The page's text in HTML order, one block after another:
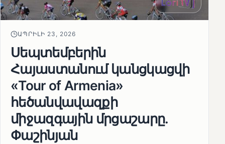
ԱՊՐԻԼԻ 23, 2026
Սեպտեմբերին
Հայաստանում կանցկացվի
«Tour of Armenia»
հեծանվավազքի
միջազգային մրցաշարը.
Փաշինյան